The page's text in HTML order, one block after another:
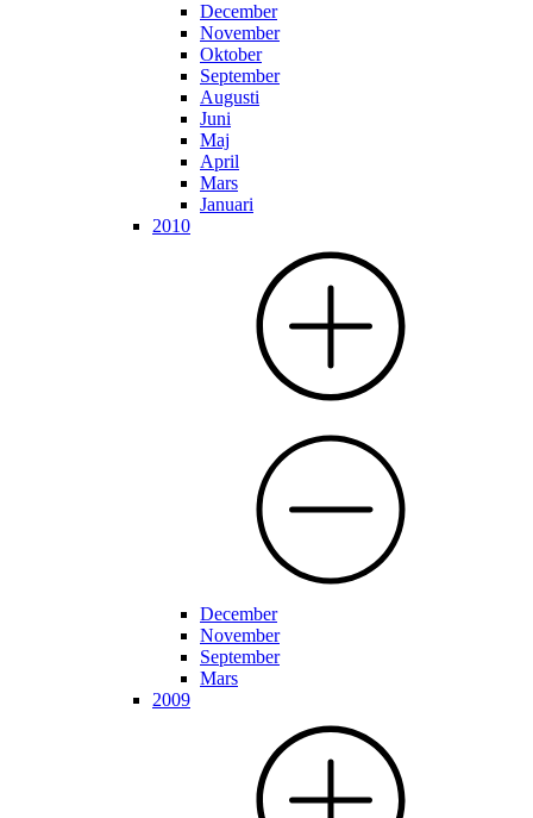
December
November
Oktober
September
Augusti
Juni
Maj
April
Mars
Januari
2010
December
November
September
Mars
2009